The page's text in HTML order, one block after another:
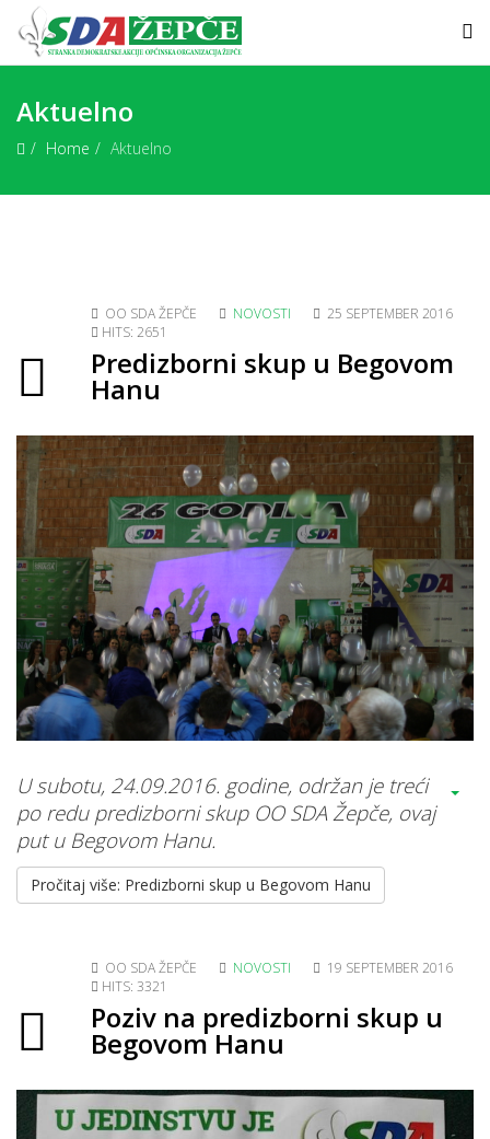
Aktuelno
Home Aktuelno
OO SDA ŽEPČE NOVOSTI
25 SEPTEMBER 2016
HITS: 2651
Predizborni skup u Begovom
Hanu
U subotu, 24.09.2016. godine, održan je treći
po redu predizborni skup OO SDA Žepče, ovaj
put u Begovom Hanu.
Pročitaj više: Predizborni skup u Begovom Hanu
OO SDA ŽEPČE NOVOSTI
19 SEPTEMBER 2016
HITS: 3321
Poziv na predizborni skup u
Begovom Hanu